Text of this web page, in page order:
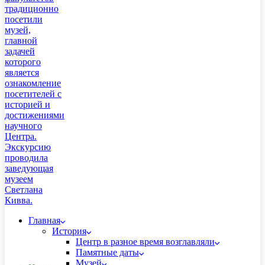
Главная
История
Центр в разное время возглавляли
Памятные даты
Музей